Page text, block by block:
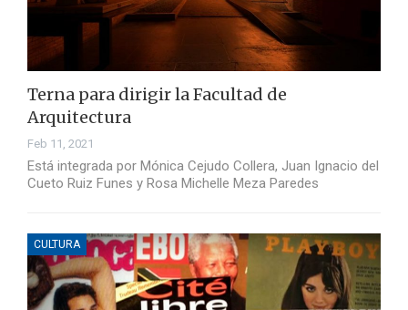
Terna para dirigir la Facultad de
Arquitectura
Feb 11, 2021
Está integrada por Mónica Cejudo Collera, Juan Ignacio del
Cueto Ruiz Funes y Rosa Michelle Meza Paredes
CULTURA